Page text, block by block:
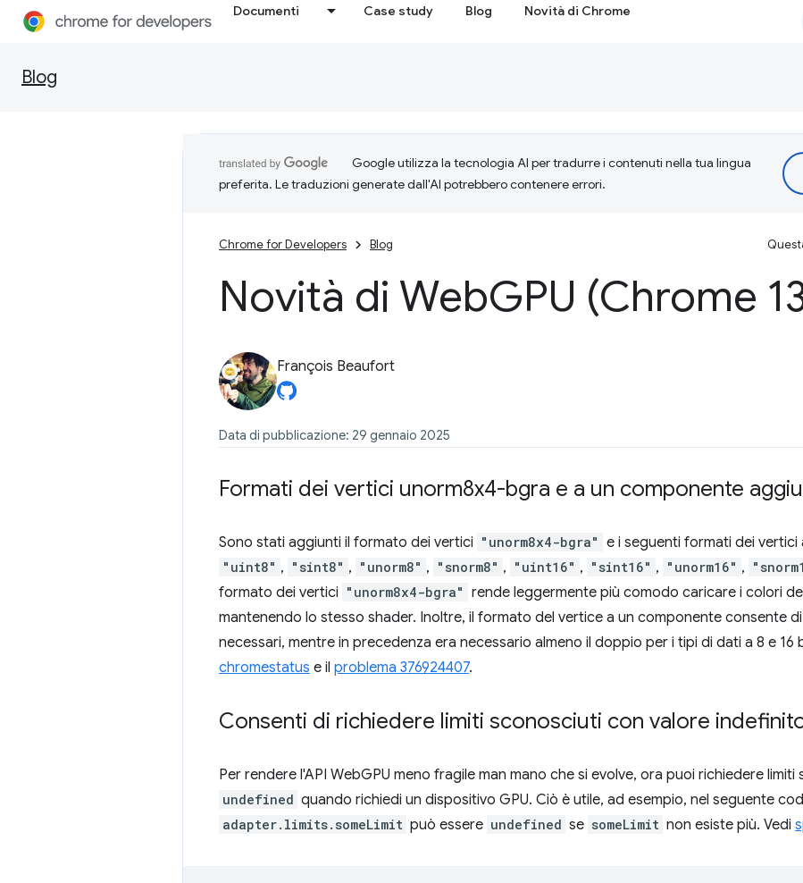
Documenti Case study Blog Novità di Chrome
Blog
Google utilizza la tecnologia AI per tradurre i contenuti nella tua lingua
preferita. Le traduzioni generate dall'AI potrebbero contenere errori.
Chrome for Developers Blog
Novità di WebGPU (Chrome
François Beaufort
Data di pubblicazione: 29 gennaio 2025
Formati dei vertici unorm8x4-bgra e a un componente
Sono stati aggiunti il formato dei vertici "unorm8x4-bgra" e i seguenti formati dei vertici
"uint8" , "sint8" , "unorm8" , "snorm8" , "uint16" , "sint16" , "unorm16" ,
formato dei vertici "unorm8x4-bgra" rende leggermente più comodo caricare i colori
mantenendo lo stesso shader. Inoltre, il formato del vertice a un componente consente
necessari, mentre in precedenza era necessario almeno il doppio per i tipi di dati a 8 e 16
chromestatus e il problema 376924407.
Consenti di richiedere limiti sconosciuti con valore
Per rendere l'API WebGPU meno fragile man mano che si evolve, ora puoi richiedere
undefined quando richiedi un dispositivo GPU. Ciò è utile, ad esempio, nel seguente
adapter.limits.someLimit può essere undefined se someLimit non esiste più. Vedi